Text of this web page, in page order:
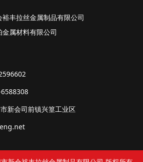
裕丰拉丝金属制品有限公司
属材料有限公司
新会司前镇兴篁工业区